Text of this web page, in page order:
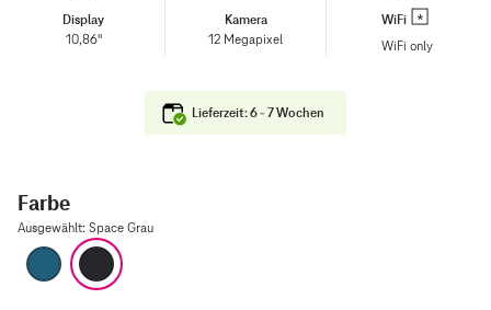
Display
10,86"
Kamera
12 Megapixel
WiFi
WiFi only
Lieferzeit: 6 - 7 Wochen
Farbe
Ausgewählt: Space Grau
Blau